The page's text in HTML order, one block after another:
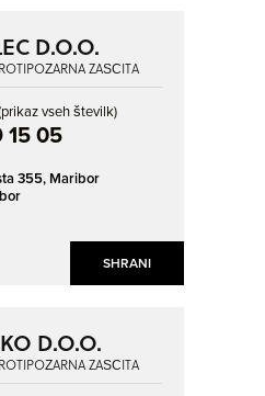
SHRANI
D.O.O.
ZAŠČITA
vseh številk)
05
355, Maribor
D.O.O.
ZAŠČITA